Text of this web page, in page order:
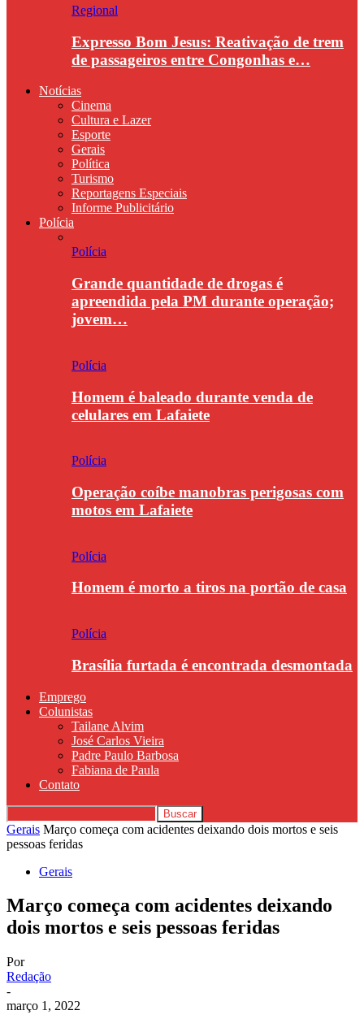
Regional
Expresso Bom Jesus: Reativação de trem
de passageiros entre Congonhas e…
Notícias
Cinema
Cultura e Lazer
Esporte
Gerais
Política
Turismo
Reportagens Especiais
Informe Publicitário
Polícia
Polícia
Grande quantidade de drogas é
apreendida pela PM durante operação;
jovem…
Polícia
Homem é baleado durante venda de
celulares em Lafaiete
Polícia
Operação coíbe manobras perigosas com
motos em Lafaiete
Polícia
Homem é morto a tiros na portão de casa
Polícia
Brasília furtada é encontrada desmontada
Emprego
Colunistas
Tailane Alvim
José Carlos Vieira
Padre Paulo Barbosa
Fabiana de Paula
Contato
Gerais Março começa com acidentes deixando dois mortos e seis
pessoas feridas
Gerais
Março começa com acidentes deixando
dois mortos e seis pessoas feridas
Por
Redação
-
março 1, 2022